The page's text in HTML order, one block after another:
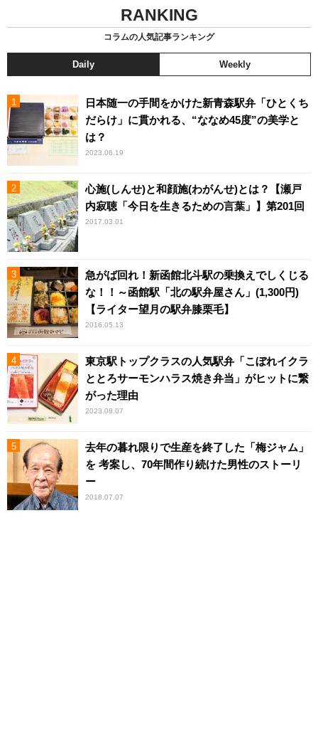
RANKING
コラムの人気記事ランキング
Daily Weekly
日本随一の手間をかけた新青森駅弁「ひとくち
だらけ」に貫かれる、“ななめ45度”の美学と
は？
2023.06.19
心施(しんせ)と和顔施(わがんせ)とは？【瀬戸
内寂聴「今日を生きるための言葉」】第201回
2017.03.01
急がば回れ！新函館北斗駅の乗換えでしくじる
な！！～函館駅「北の駅弁屋さん」(1,300円)
【ライター望月の駅弁膝栗毛】
2016.05.13
東京駅トップクラスの人気駅弁「こぼれイクラ
ととろサーモンハラス焼き弁当」がヒットに繋
がった理由
2023.08.07
去年の暮れ限りで生産を終了した「梅ジャム」
を 考案し、70年間作り続けた男性のストーリ
ー
2018.07.07